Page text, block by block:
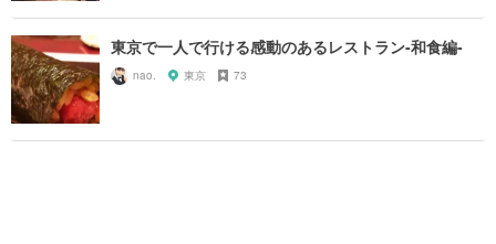
東京で一人で行ける感動のあるレストラン-和食編-
nao. 東京 73